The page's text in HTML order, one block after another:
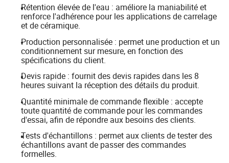
Rétention élevée de l'eau : améliore la maniabilité et
renforce l'adhérence pour les applications de carrelage
et de céramique.
Production personnalisée : permet une production et un
conditionnement sur mesure, en fonction des
spécifications du client.
Devis rapide : fournit des devis rapides dans les 8
heures suivant la réception des détails du produit.
Quantité minimale de commande flexible : accepte
toute quantité de commande pour les commandes
d'essai, afin de répondre aux besoins des clients.
Tests d'échantillons : permet aux clients de tester des
échantillons avant de passer des commandes
formelles.